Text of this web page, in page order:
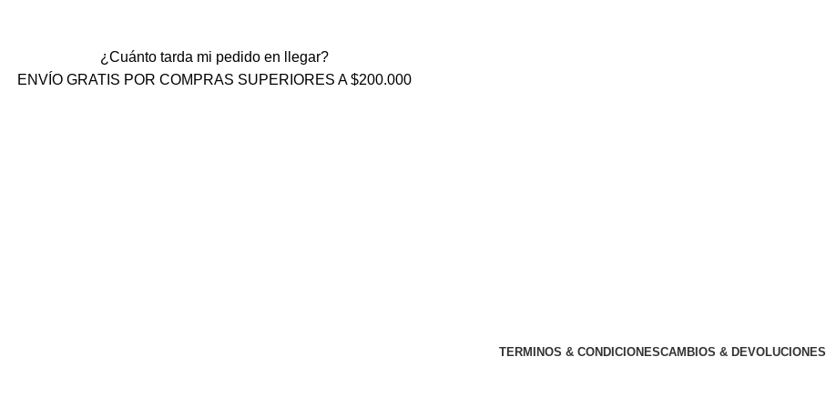
¿Cuánto tarda mi pedido en llegar?
ENVÍO GRATIS POR COMPRAS SUPERIORES A $200.000
TERMINOS & CONDICIONESCAMBIOS & DEVOLUCIONES